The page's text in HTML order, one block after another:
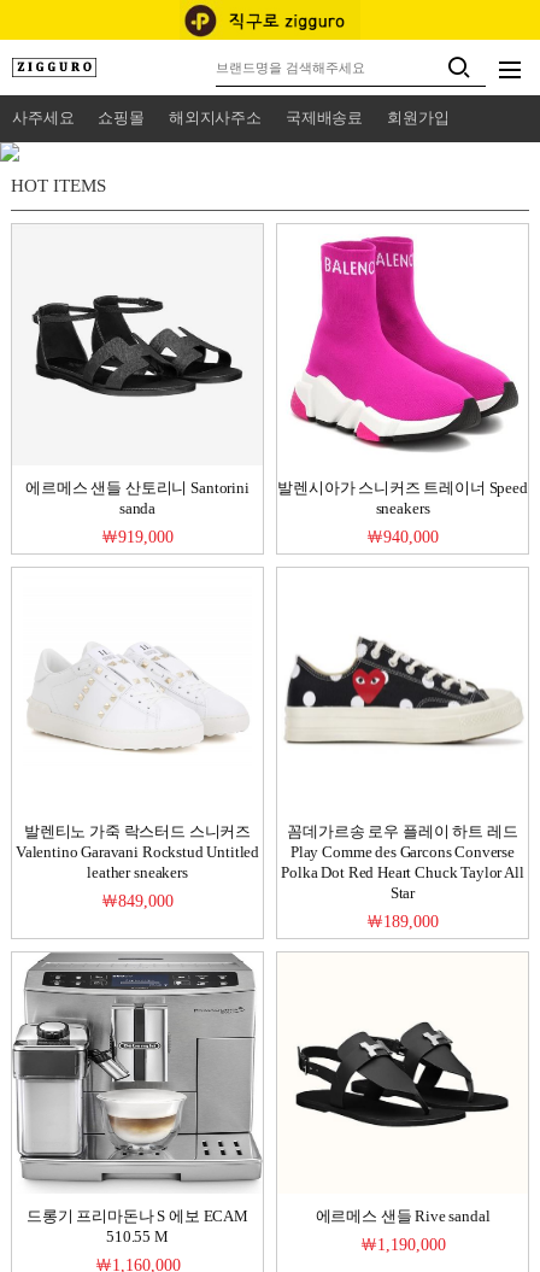
사주세요 쇼핑몰 해외지사주소 국제배송료 회원가입
HOT ITEMS
에르메스 샌들 산토리니 Santorini
sanda
￦919,000
발렌시아가 스니커즈 트레이너 Speed
sneakers
￦940,000
발렌티노 가죽 락스터드 스니커즈
Valentino Garavani Rockstud Untitled
leather sneakers
￦849,000
꼼데가르송 로우 플레이 하트 레드
Play Comme des Garcons Converse
Polka Dot Red Heart Chuck Taylor All
Star
￦189,000
드롱기 프리마돈나 S 에보 ECAM
510.55 M
￦1,160,000
에르메스 샌들 Rive sandal
￦1,190,000